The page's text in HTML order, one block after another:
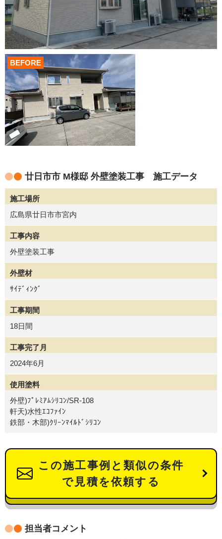
BEFORE
廿日市市 M様邸 外壁塗装工事 施工データ
施工場所
広島県廿日市市宮内
工事内容
外壁塗装工事
外壁材
ｻｲﾃﾞｨﾝｸﾞ
工事期間
18日間
工事完了月
2024年6月
使用塗料
外壁)ﾌﾟﾚﾐｱﾑｼﾘｺﾝ/SR-108
軒天)水性ｴｺﾌｧｲﾝ
鉄部・木部)ｸﾘｰﾝﾏｲﾙﾄﾞｼﾘｺﾝ
この施工事例と類似の条件
で見積を依頼する
担当者コメント